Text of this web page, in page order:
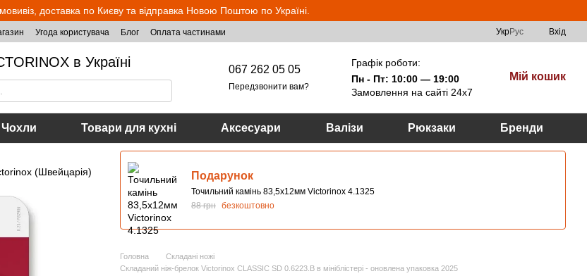
доставка по Києву та відправка Новою Поштою по Україні.
Угода користувача Блог Оплата частинами УкрРус Вхід
в Україні 067 262 05 05
Передзвонити вам?
Графік роботи:
Пн - Пт: 10:00 — 19:00
Замовлення на сайті 24х7
Мій кошик
Чохли Товари для кухні Аксесуари Валізи Рюкзаки Бренди
Подарунок
Точильний камінь 83,5х12мм Victorinox 4.1325
88 грн безкоштовно
Головна
Складані ножі
Складаний ніж-брелок Victorinox CLASSIC SD 0.6223.B в мініблістері - оновлена ​​упаковка 2025